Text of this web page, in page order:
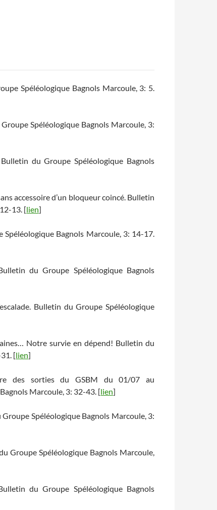
Spéléologique Bagnols Marcoule, 3: 5.
Spéléologique Bagnols Marcoule, 3:
du Groupe Spéléologique Bagnols
accessoire d’un bloqueur coincé. Bulletin
13. [lien]
Bagnols Marcoule, 3: 14-17.
du Groupe Spéléologique Bagnols
Bulletin du Groupe Spéléologique
Notre survie en dépend! Bulletin du
[lien]
des sorties du GSBM du 01/07 au
Marcoule, 3: 32-43. [lien]
Spéléologique Bagnols Marcoule, 3:
Groupe Spéléologique Bagnols Marcoule,
du Groupe Spéléologique Bagnols